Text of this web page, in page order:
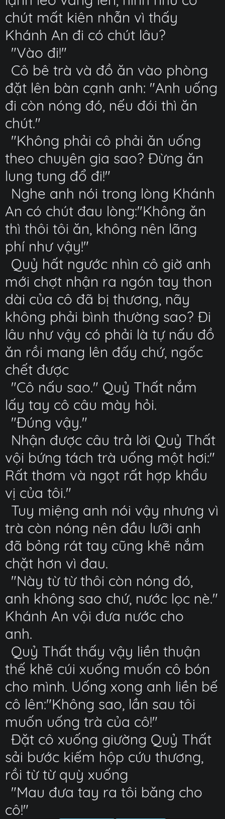
chút mất kiên nhẫn vì thấy
Khánh An đi có chút lâu?
"Vào đi!"
Cô bê trà và đồ ăn vào phòng
đặt lên bàn cạnh anh: "Anh uống
đi còn nóng đó, nếu đói thì ăn
chút."
"Không phải cô phải ăn uống
theo chuyên gia sao? Đừng ăn
lung tung đổ đi!"
Nghe anh nói trong lòng Khánh
An có chút đau lòng:"Không ăn
thì thôi tôi ăn, không nên lãng
phí như vậy!"
Quỷ hất ngước nhìn cô giờ anh
mới chợt nhận ra ngón tay thon
dài của cô đã bị thương, nãy
không phải bình thường sao? Đi
lâu như vậy có phải là tự nấu đồ
ăn rồi mang lên đấy chứ, ngốc
chết được
"Cô nấu sao." Quỷ Thất nắm
lấy tay cô câu mày hỏi.
"Đúng vậy."
Nhận được câu trả lời Quỷ Thất
vội bứng tách trà uống một hơi:"
Rất thơm và ngọt rất hợp khẩu
vị của tôi."
Tuy miệng anh nói vậy nhưng vì
trà còn nóng nên đầu lưỡi anh
đã bỏng rát tay cũng khẽ nắm
chặt hơn vì đau.
"Này từ từ thôi còn nóng đó,
anh không sao chứ, nước lọc nè."
Khánh An vội đưa nước cho
anh.
Quỷ Thất thấy vậy liền thuận
thế khẽ cúi xuống muốn cô bón
cho mình. Uống xong anh liền bế
cô lên:"Không sao, lần sau tôi
muốn uống trà của cô!"
Đặt cô xuống giường Quỷ Thất
sải bước kiếm hộp cứu thương,
rồi từ từ quỳ xuống
"Mau đưa tay ra tôi băng cho
cô!"